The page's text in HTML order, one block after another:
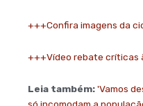
+++Confira imagens da
+++Vídeo rebate críticas
Leia também:'Vamos